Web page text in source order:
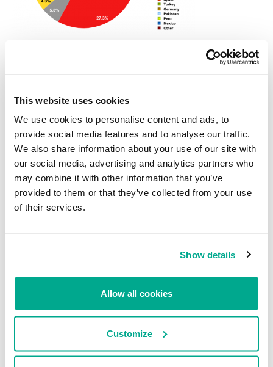
This website uses cookies
We use cookies to personalise content and ads, to
provide social media features and to analyse our traffic.
We also share information about your use of our site with
our social media, advertising and analytics partners who
may combine it with other information that you’ve
provided to them or that they’ve collected from your use
of their services.
Show details
Allow all cookies
Customize
respecto a septiembre. EE.UU. ocupa la segunda posición con el
europeos de spam en un 3,9%, por lo que ocupó la tercera posición.
Al mismo tiempo, la participación de India disminuyó de forma
considerable (-6%).
Top 10 de fuentes de spam enviado a usuarios europeos en
octubre 2012
Programas maliciosos en el tráfico de